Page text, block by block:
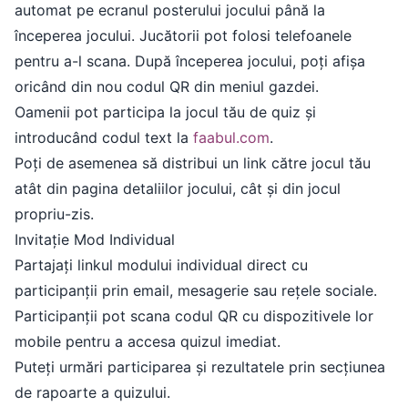
automat pe ecranul posterului jocului până la
începerea jocului. Jucătorii pot folosi telefoanele
pentru a-l scana. După începerea jocului, poți afișa
oricând din nou codul QR din meniul gazdei.
Oamenii pot participa la jocul tău de quiz și
introducând codul text la faabul.com.
Poți de asemenea să distribui un link către jocul tău
atât din pagina detaliilor jocului, cât și din jocul
propriu-zis.
Invitație Mod Individual
Partajați linkul modului individual direct cu
participanții prin email, mesagerie sau rețele sociale.
Participanții pot scana codul QR cu dispozitivele lor
mobile pentru a accesa quizul imediat.
Puteți urmări participarea și rezultatele prin secțiunea
de rapoarte a quizului.